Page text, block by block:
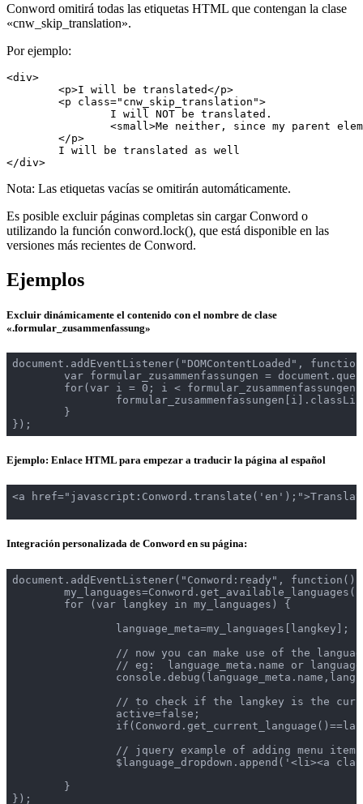
Conword omitirá todas las etiquetas HTML que contengan la clase
«cnw_skip_translation».
Por ejemplo:
<div>
</div>
Nota: Las etiquetas vacías se omitirán automáticamente.
Es posible excluir páginas completas sin cargar Conword o
utilizando la función conword.lock(), que está disponible en las
versiones más recientes de Conword.
Ejemplos
Excluir dinámicamente el contenido con el nombre de clase
«.formular_zusammenfassung»
document.addEventListener("DOMContentLoaded",
});
Ejemplo: Enlace HTML para empezar a traducir la página al español
<a
Integración personalizada de Conword en su página:
document.addEventListener("Conword:ready", function(){
});